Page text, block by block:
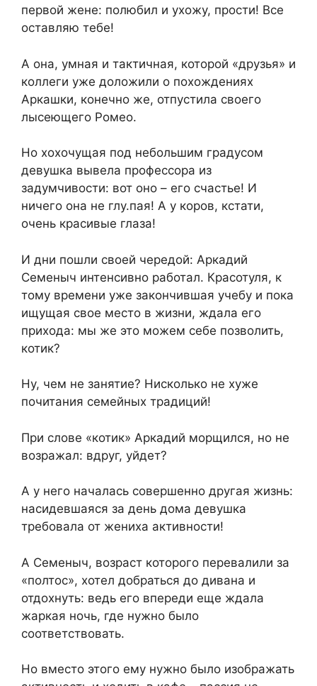
первой жене: полюбил и ухожу, прости! Все
оставляю тебе!
А она, умная и тактичная, которой «друзья» и
коллеги уже доложили о похождениях
Аркашки, конечно же, отпустила своего
лысеющего Ромео.
Но хохочущая под небольшим градусом
девушка вывела профессора из
задумчивости: вот оно – его счастье! И
ничего она не глу.пая! А у коров, кстати,
очень красивые глаза!
И дни пошли своей чередой: Аркадий
Семеныч интенсивно работал. Красотуля, к
тому времени уже закончившая учебу и пока
ищущая свое место в жизни, ждала его
прихода: мы же это можем себе позволить,
котик?
Ну, чем не занятие? Нисколько не хуже
почитания семейных традиций!
При слове «котик» Аркадий морщился, но не
возражал: вдруг, уйдет?
А у него началась совершенно другая жизнь:
насидевшаяся за день дома девушка
требовала от жениха активности!
А Семеныч, возраст которого перевалили за
«полтос», хотел добраться до дивана и
отдохнуть: ведь его впереди еще ждала
жаркая ночь, где нужно было
соответствовать.
Но вместо этого ему нужно было изображать